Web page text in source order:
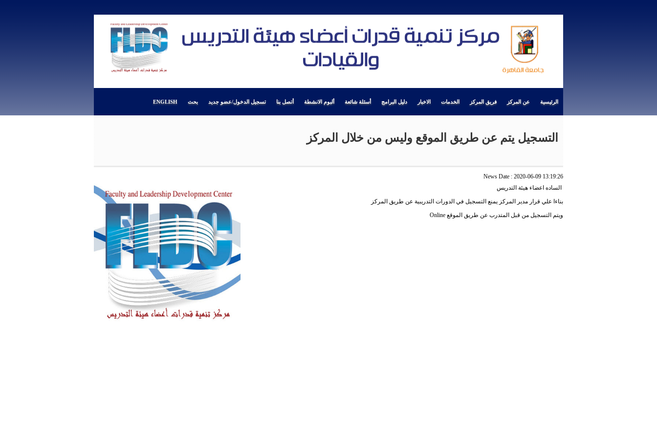
الرئيسية عن المركز فريق المركز الخدمات الاخبار دليل البرامج أسئلة شائعة ألبوم الانشطة أتصل بنا تسجيل الدخول/عضو جديد بحث ENGLISH
التسجيل يتم عن طريق الموقع وليس من خلال المركز
News Date : 2020-06-09 13:19:26
الساده اعضاء هيئة التدريس
بناءا علي قرار مدير المركز يمنع التسجيل في الدورات التدريبية عن طريق المركز
ويتم التسجيل من قبل المتدرب عن طريق الموقع Online